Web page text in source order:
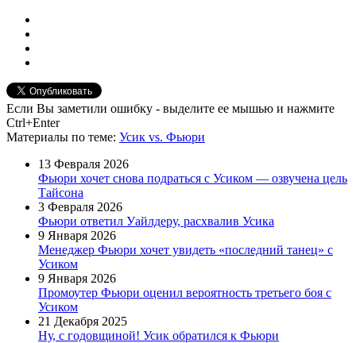
Если Вы заметили ошибку - выделите ее мышью и нажмите
Ctrl+Enter
Материалы по теме: Усик vs. Фьюри
13 Февраля 2026
Фьюри хочет снова подраться с Усиком — озвучена цель
Тайсона
3 Февраля 2026
Фьюри ответил Уайлдеру, расхвалив Усика
9 Января 2026
Менеджер Фьюри хочет увидеть «последний танец» с
Усиком
9 Января 2026
Промоутер Фьюри оценил вероятность третьего боя с
Усиком
21 Декабря 2025
Ну, с годовщиной! Усик обратился к Фьюри